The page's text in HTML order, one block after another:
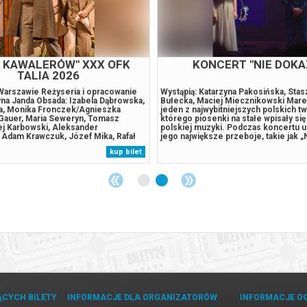
XXX OFK TALIA 2026
CERTUS Reżyseria: Cezary
Ścisłowicz, Piotr Głowacki,
Leszek Lichota. PUŁAPKA –
kryminał Edwarda Taylora, w
Żaka i nowym tłumaczeniu
i Adama Kasjaniuka. PUŁAPKA
w nowoczesnym,
wieżowcu, z widokiem na
domu i jego lokalizacja...
kup bilet
"KLUB KAWALERÓW"
Och-Teatr w Warszawie Reżyseria i
tekstu: Krystyna Janda Obsada:
Justyna Ducka, Monika Fronczek/
Sienkiewicz-Gauer, Maria Seweryn,
Drabek, Maciej Karbowski,
Kaźmierczak, Adam Krawczuk, Józef
Rutkowski, Maciej Wierzbicki,
charakterów, w której mistrz gatunku
Bałucki...
BILETY INFORMACJE DLA ORGANIZATORÓW INFORMACJE